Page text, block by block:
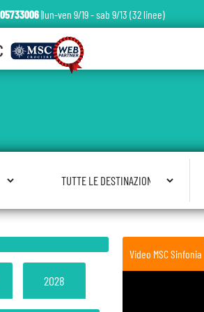
Video MSC Sinfonia
2028
|lun-ven 9/19 - sab 9/13 (32 linee)